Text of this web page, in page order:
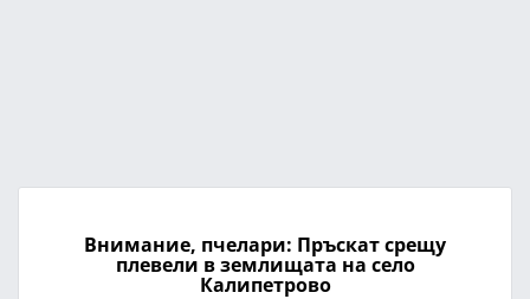
Внимание, пчелари: Пръскат срещу
плевели в землищата на село
Калипетрово